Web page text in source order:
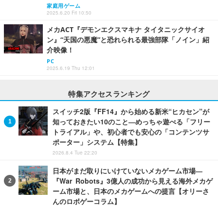
家庭用ゲーム
2025.6.20 Fri 10:50
メカACT『デモンエクスマキナ タイタニックサイオ
ン』“天国の悪魔”と恐れられる最強部隊「ノイン」紹
介映像！
PC
2025.6.19 Thu 12:01
特集アクセスランキング
スイッチ2版『FF14』から始める新米“ヒカセン”が
知っておきたい10のこと―めっちゃ遊べる「フリー
トライアル」や、初心者でも安心の「コンテンツサ
ポーター」システム【特集】
2026.8.4 Tue 22:20
日本がまだ取りにいけていないメカゲーム市場―
『War Robots』3億人の成功から見える海外メカゲ
ーム市場と、日本のメカゲームへの提言【オリーさ
んのロボゲーコラム】